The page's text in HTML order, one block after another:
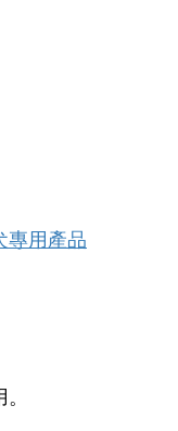
專用產品